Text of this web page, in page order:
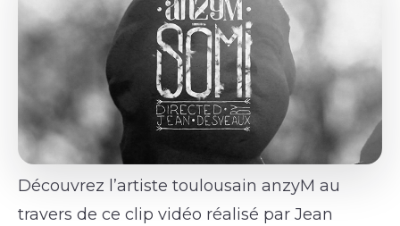
Découvrez l’artiste toulousain anzyM au
travers de ce clip vidéo réalisé par Jean